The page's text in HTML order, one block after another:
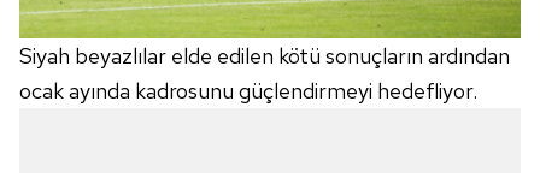
Siyah beyazlılar elde edilen kötü sonuçların ardından
ocak ayında kadrosunu güçlendirmeyi hedefliyor.